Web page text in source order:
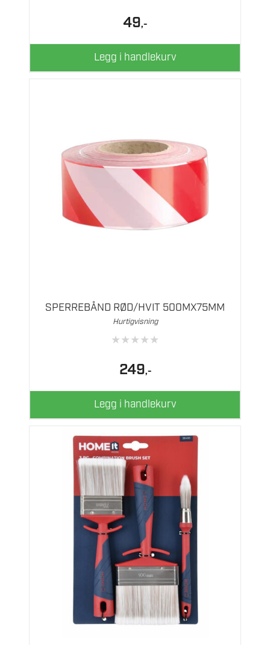
49,-
Legg i handlekurv
SPERREBÅND RØD/HVIT 500MX75MM
Hurtigvisning
★★★★★
249,-
Legg i handlekurv